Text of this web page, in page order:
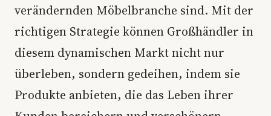
verändernden Möbelbranche sind. Mit der
richtigen Strategie können Großhändler in
diesem dynamischen Markt nicht nur
überleben, sondern gedeihen, indem sie
Produkte anbieten, die das Leben ihrer